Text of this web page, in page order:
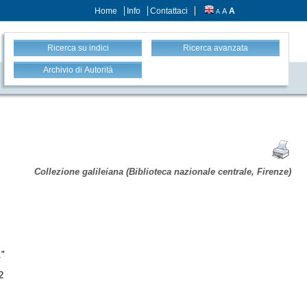
Home Info Contattaci A A A
Ricerca su indici Ricerca avanzata
Archivio di Autorità